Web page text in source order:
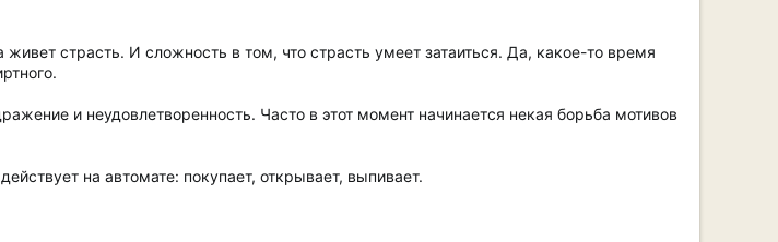
страсть. И сложность в том, что страсть умеет затаиться. Да, какое-то время
и неудовлетворенность. Часто в этот момент начинается некая борьба мотивов
на автомате: покупает, открывает, выпивает.